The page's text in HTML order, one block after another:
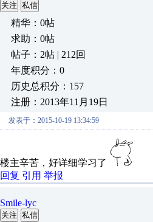
关注 私信
精华：0帖
求助：0帖
帖子：2帖 | 212回
年度积分：0
历史总积分：157
注册：2013年11月19日
发表于：2015-10-19 13:34:59
楼主辛苦，好详细学习了
回复 引用 举报
Smile-lyc
关注 私信